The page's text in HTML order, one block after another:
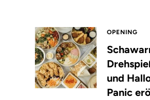
OPENING
und
Panic